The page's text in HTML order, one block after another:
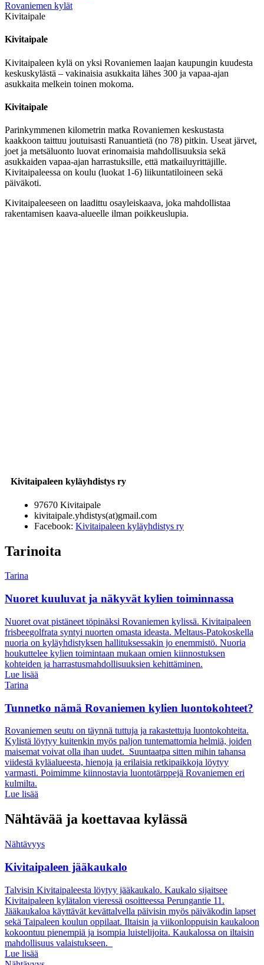
Rovaniemen kylät
Kivitaipale
Kivitaipale
Kivitaipaleen kylä on yksi Rovaniemen laajan kaupungin kuudesta
keskuskylästä – vakinaisia asukkaita lähes 300 ja vapaa-ajan
asukkaita melkein toinen mokoma.
Kivitaipale
Parinkymmenen kilometrin matka Rovaniemen keskustasta
kaakkoon taittuu joutuisasti Ranuantietä (no 78) pitkin. Useat järvet,
joet ja metsäluonto luovat erinomaisia mahdollisuuksia sekä
asukkaiden vapaa-ajan harrastuksille, että matkailuyrittäjille.
Kivitaipaleessa on koulu (luokat 1-6) liikuntatiloineen sekä
päiväkoti.
Kivitaipaleeseen on laadittu osayleiskaava, joka mahdollistaa
rakentamisen kaava-alueelle ilman poikkeuslupia.
Kivitaipaleen kyläyhdistys ry
97670 Kivitaipale
kivitaipale.yhdistys(at)gmail.com
Facebook: Kivitaipaleen kyläyhdistys ry
Tarinoita
Tarina
Nuoret kuuluvat ja näkyvät kylien toiminnassa
Nuoret ovat pistäneet töpinäksi Rovaniemen kylissä. Kivitaipaleen
frisbeegolfrata syntyi nuorten omasta ideasta. Meltaus-Patokoskella
nuoria on kyläyhdistyksen hallituksessakin jo enemmistö. Nuoria
houkuttelee kylien toimintaan mukaan omien kiinnostuksen
kohteiden ja harrastusmahdollisuuksien kehittäminen.
Lue lisää
Tarina
Tunnetko nämä Rovaniemen kylien luontokohteet?
Rovaniemen seutu on täynnä tuttuja ja rakastettuja luontokohteita.
Kylistä löytyy kuitenkin myös paljon tuntemattomia helmiä, joiden
maisemat voivat olla ihan uudet. Suuntaatpa sitten mihin tahansa
viidestä kyläalueesta, hienoja ja erilaisia retkipaikkoja löytyy
varmasti. Poimimme kiinnostavia luontotärppejä Rovaniemen eri
kulmilta.
Lue lisää
Nähtävää ja koettavaa kylässä
Nähtävyys
Kivitaipaleen jääkaukalo
Talvisin Kivitaipaleesta löytyy jääkaukalo. Kaukalo sijaitsee
Kivitaipaleen kylätalon vieressä osoitteessa Perungantie 11.
Jääkaukaloa käyttävät kevättalvella päivisin myös päiväkodin lapset
sekä Taipaleen koulun oppilaat. Iltaisin ja viikonloppuisin kaukaloon
kokoontuu pienempiä ja isompia luistelijoita. Kaukalossa on iltaisin
mahdollisuus valaistukseen.
Lue lisää